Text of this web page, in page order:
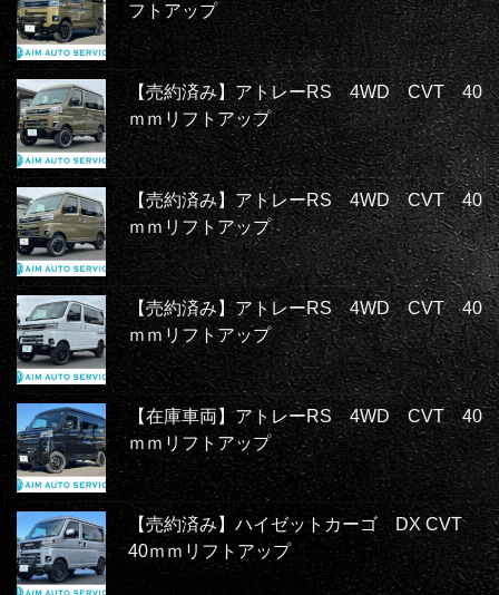
フトアップ
【売約済み】アトレーRS 4WD CVT 40
ｍｍリフトアップ
【売約済み】アトレーRS 4WD CVT 40
ｍｍリフトアップ
【売約済み】アトレーRS 4WD CVT 40
ｍｍリフトアップ
【在庫車両】アトレーRS 4WD CVT 40
ｍｍリフトアップ
【売約済み】ハイゼットカーゴ DX CVT
40ｍｍリフトアップ